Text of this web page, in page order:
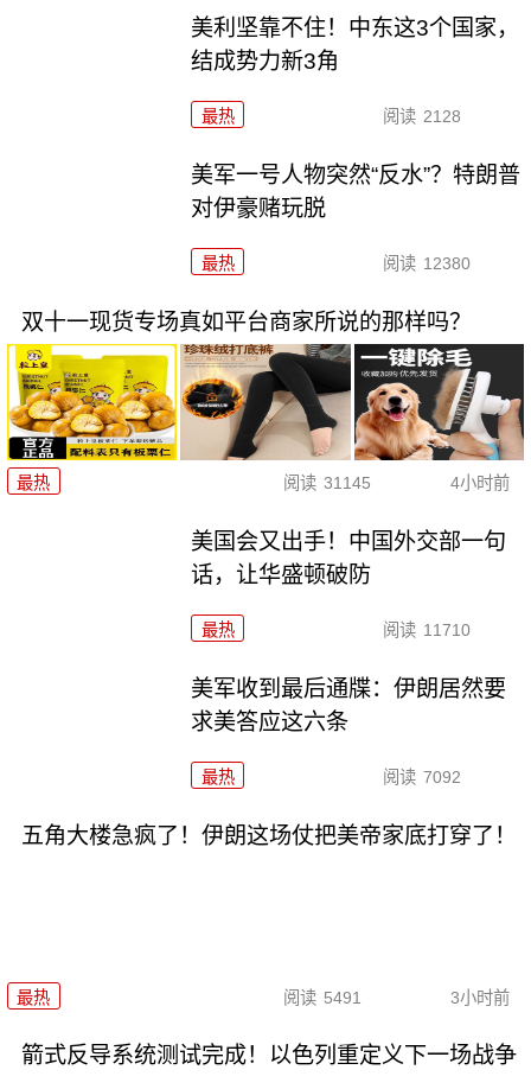
美利坚靠不住！中东这3个国家，
结成势力新3角
最热 阅读 2128
美军一号人物突然“反水”？特朗普
对伊豪赌玩脱
最热 阅读 12380
双十一现货专场真如平台商家所说的那样吗？
最热 阅读 31145 4小时前
美国会又出手！中国外交部一句
话，让华盛顿破防
最热 阅读 11710
美军收到最后通牒：伊朗居然要
求美答应这六条
最热 阅读 7092
五角大楼急疯了！伊朗这场仗把美帝家底打穿了！
最热 阅读 5491 3小时前
箭式反导系统测试完成！以色列重定义下一场战争